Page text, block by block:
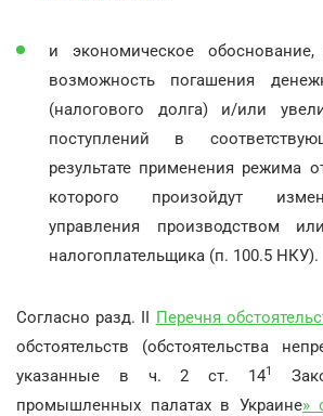
и экономическое
возможность погашения
(налогового долга) и/или
поступлений в
результате применения режима
которого произойдут
управления производством
налогоплательщика (п. 100.5 НКУ).
Согласно разд. II Перечня
обстоятельств (обстоятельства
указанные в ч. 2 ст. 141
промышленных палатах в Украине»